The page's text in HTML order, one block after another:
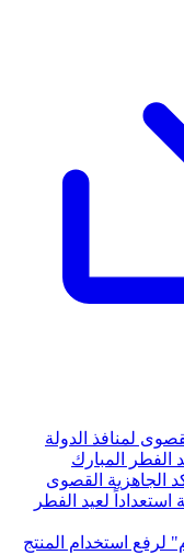
الجاهزية القصوى
استعداداً لعيد الفطر